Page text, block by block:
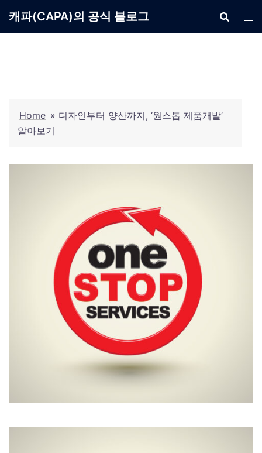
캐파(CAPA)의 공식 블로그
Home » 디자인부터 양산까지, ‘원스톱 제품개발’
알아보기